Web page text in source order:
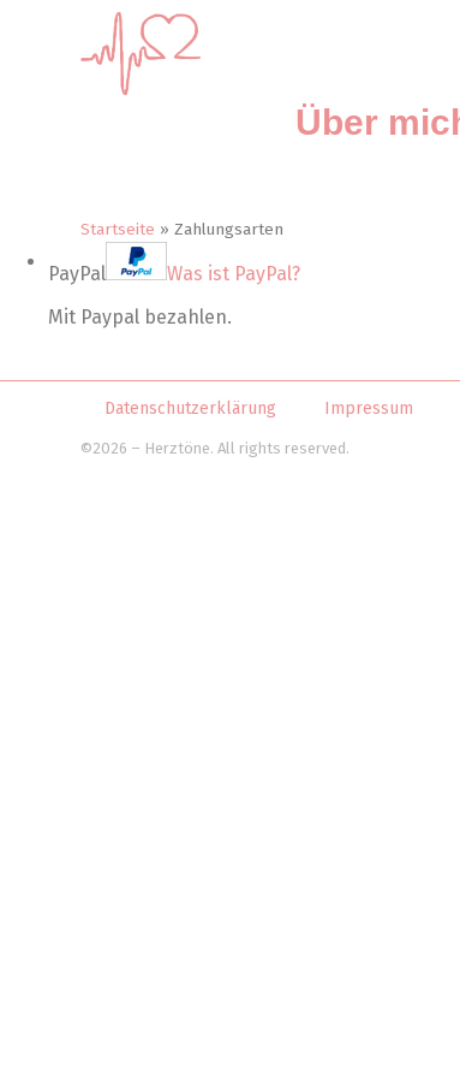
Über
Startseite »Zahlungsarten
PayPal
Was ist PayPal?
Mit Paypal bezahlen.
Datenschutzerklärung Impressum
©2026 – Herztöne. All rights reserved.